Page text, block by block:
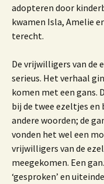
adopteren door
kwamen Isla, Amelie
terecht.
De vrijwilligers van de
serieus. Het verhaal
komen met een gans.
bij de twee ezeltjes en
andere woorden; de
vonden het wel een
vrijwilligers van de
meegekomen. Een
‘gesproken’ en